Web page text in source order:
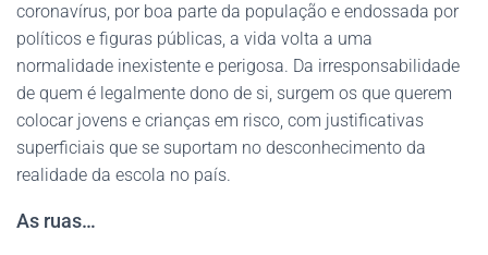
coronavírus, por boa parte da população e endossada por
políticos e figuras públicas, a vida volta a uma
normalidade inexistente e perigosa. Da irresponsabilidade
de quem é legalmente dono de si, surgem os que querem
colocar jovens e crianças em risco, com justificativas
superficiais que se suportam no desconhecimento da
realidade da escola no país.
As ruas…